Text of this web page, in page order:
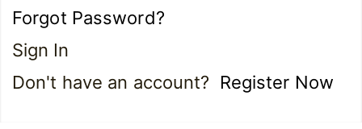
Forgot Password?
Sign In
Don't have an account? Register Now